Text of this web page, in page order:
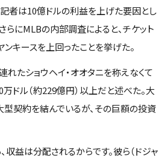
記者は10億ドルの利益を上げた要因とし
にMLBの内部調査によると、チケット
キースを上回ったことを挙げた。
たショウヘイ・オオタニを称えなくて
ドル（約229億円）以上だと述べた。大
型契約を結んでいるが、その巨額の投資
益は分配されるからです。彼ら（ドジャ